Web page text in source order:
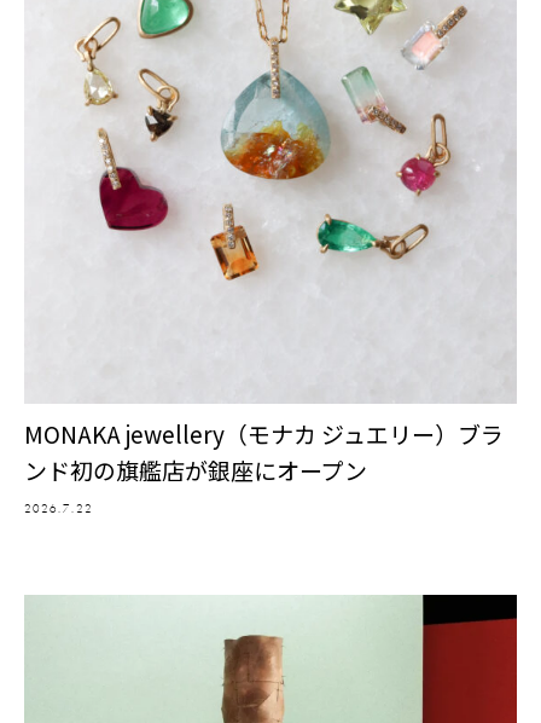
MONAKA jewellery（モナカ ジュエリー）ブラ
ンド初の旗艦店が銀座にオープン
2026.7.22